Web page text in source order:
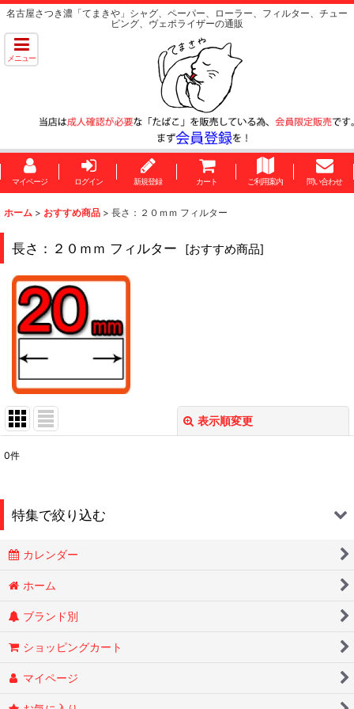
名古屋さつき濃「てまきや」シャグ、ペーパー、ローラー、フィルター、チュー
ビング、ヴェポライザーの通販
メニュー
マイページ ログイン 新規登録 カート ご利用案内 問い合わせ
ホーム > おすすめ商品 > 長さ：２０ｍｍ フィルター
長さ：２０ｍｍ フィルター [おすすめ商品]
表示順変更
0件
特集で絞り込む
ESSENZE
カレンダー
ホーム
ブランド別
ショッピングカート
マイページ